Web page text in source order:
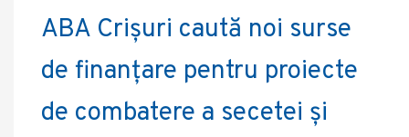
ABA Crișuri caută noi surse
de finanțare pentru proiecte
de combatere a secetei și